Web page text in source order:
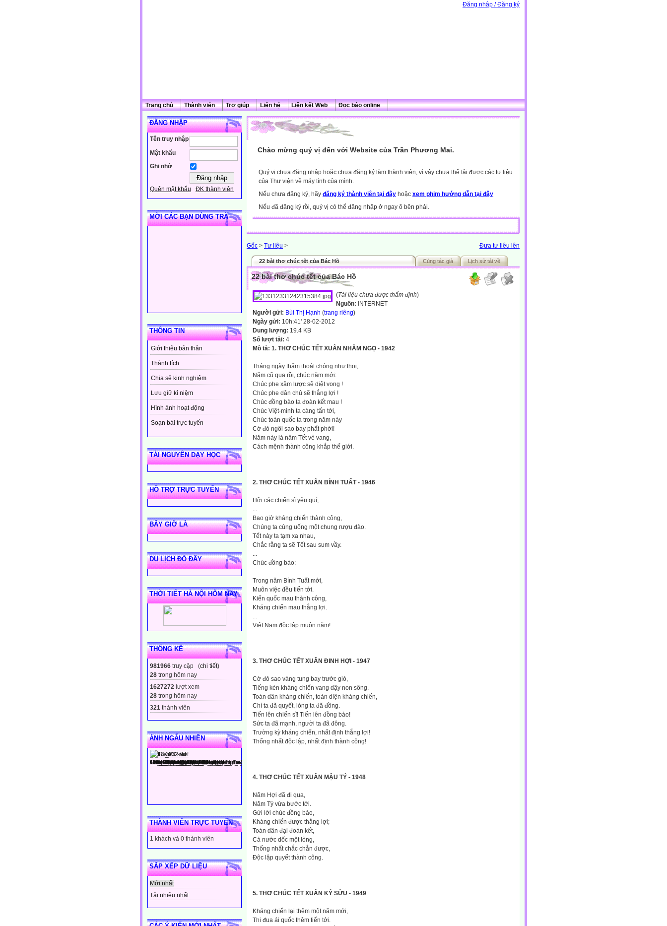
Đăng nhập / Đăng ký
Trang chủ Thành viên Trợ giúp Liên hệ Liên kết Web Đọc báo online
ĐĂNG NHẬP
Tên truy nhập
Mật khẩu
Ghi nhớ
Quên mật khẩu ĐK thành viên
MỜI CÁC BẠN DÙNG TRÀ
THÔNG TIN
Giới thiệu bản thân
Thành tích
Chia sẻ kinh nghiệm
Lưu giữ kỉ niệm
Hình ảnh hoạt động
Soạn bài trực tuyến
TÀI NGUYÊN DẠY HỌC
HỖ TRỢ TRỰC TUYẾN
BÂY GIỜ LÀ
DU LỊCH ĐÓ ĐÂY
THỜI TIẾT HÀ NỘI HÔM NAY
THỐNG KÊ
981966 truy cập (chi tiết)
28 trong hôm nay
1627272 lượt xem
28 trong hôm nay
321 thành viên
ẢNH NGẪU NHIÊN
THÀNH VIÊN TRỰC TUYẾN
1 khách và 0 thành viên
SẮP XẾP DỮ LIỆU
Mới nhất
Tải nhiều nhất
Chào mừng quý vị đến với Website của Trần Phương Mai.
Quý vị chưa đăng nhập hoặc chưa đăng ký làm thành viên, vì vậy chưa thể tải được các tư liệu
của Thư viện về máy tính của mình.
Nếu chưa đăng ký, hãy đăng ký thành viên tại đây hoặc xem phim hướng dẫn tại đây
Nếu đã đăng ký rồi, quý vị có thể đăng nhập ở ngay ô bên phải.
Đưa tư liệu lên
Gốc > Tư liệu >
22 bài thơ chúc tết của Bác Hồ Cùng tác giả Lịch sử tải về
22 bài thơ chúc tết của Bác Hồ
(Tài liệu chưa được thẩm định)
Nguồn:
INTERNET
Người gửi: Bùi Thị Hạnh (trang riêng)
Ngày gửi: 10h:41' 28-02-2012
Dung lượng: 19.4 KB
Số lượt tải: 4
Mô tả: 1. THƠ CHÚC TẾT XUÂN NHÂM NGỌ - 1942
Tháng ngày thấm thoát chóng như thoi,
Nǎm cũ qua rồi, chúc nǎm mới:
Chúc phe xâm lược sẽ diệt vong !
Chúc phe dân chủ sẽ thắng lợi !
Chúc đồng bào ta đoàn kết mau !
Chúc Việt-minh ta càng tấn tới,
Chúc toàn quốc ta trong nǎm này
Cờ đỏ ngôi sao bay phất phới!
Nǎm này là nǎm Tết vẻ vang,
Cách mệnh thành công khắp thế giới.
2. THƠ CHÚC TẾT XUÂN BÍNH TUẤT - 1946
Hỡi các chiến sĩ yêu quí,
...
Bao giờ kháng chiến thành công,
Chúng ta cùng uống một chung rượu đào.
Tết này ta tạm xa nhau,
Chắc rằng ta sẽ Tết sau sum vầy.
...
Chúc đồng bào:
Trong nǎm Bính Tuất mới,
Muôn việc đều tiến tới.
Kiến quốc mau thành công,
Kháng chiến mau thắng lợi.
...
Việt Nam độc lập muôn nǎm!
3. THƠ CHÚC TẾT XUÂN ĐINH HỢI - 1947
Cờ đỏ sao vàng tung bay trước gió,
Tiếng kèn kháng chiến vang dậy non sông.
Toàn dân kháng chiến, toàn diện kháng chiến,
Chí ta đã quyết, lòng ta đã đồng.
Tiến lên chiến sĩ! Tiến lên đồng bào!
Sức ta đã mạnh, người ta đã đông.
Trường kỳ kháng chiến, nhất định thắng lợi!
Thống nhất độc lập, nhất định thành công!
4. THƠ CHÚC TẾT XUÂN MẬU TÝ - 1948
Nǎm Hợi đã đi qua,
Nǎm Tý vừa bước tới.
Gửi lời chúc đồng bào,
Kháng chiến được thắng lợi;
Toàn dân đại đoàn kết,
Cả nước dốc một lòng,
Thống nhất chắc chắn được,
Độc lập quyết thành công.
5. THƠ CHÚC TẾT XUÂN KỶ SỬU - 1949
Kháng chiến lại thêm một nǎm mới,
Thi đua ái quốc thêm tiến tới.